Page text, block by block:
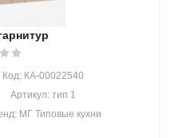
Код: КА-00022540
Артикул: тип 1
МГ Типовые кухни